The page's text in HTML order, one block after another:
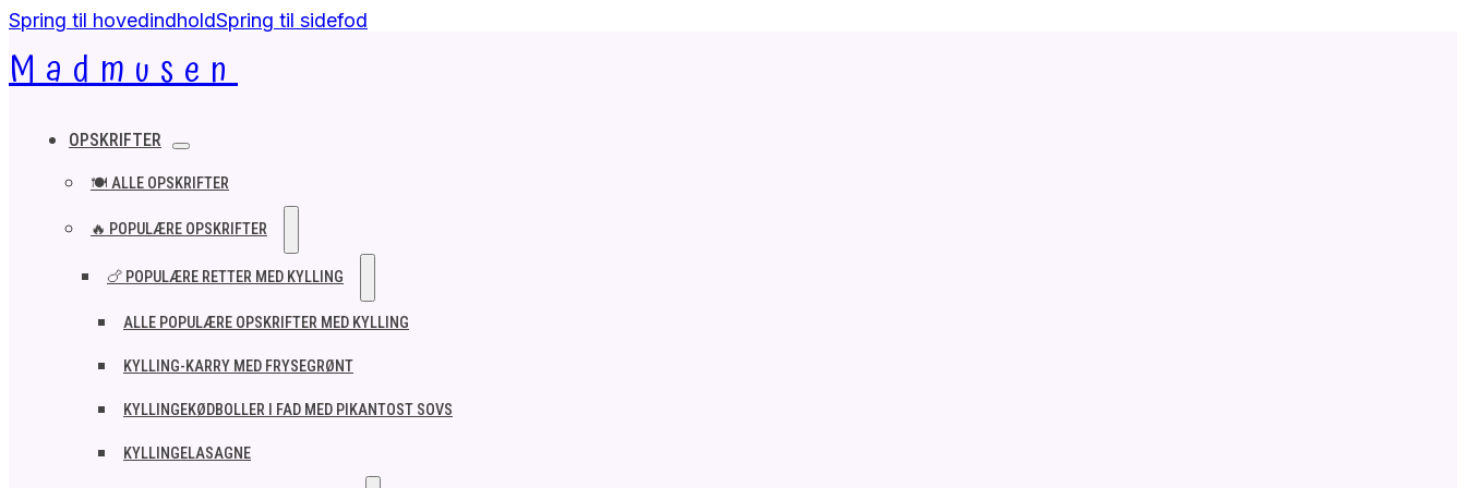
Spring til hovedindholdSpring til sidefod
Madmusen
OPSKRIFTER
🍽️ ALLE OPSKRIFTER
🔥 POPULÆRE OPSKRIFTER
🍗 POPULÆRE RETTER MED KYLLING
ALLE POPULÆRE OPSKRIFTER MED KYLLING
KYLLING-KARRY MED FRYSEGRØNT
KYLLINGEKØDBOLLER I FAD MED PIKANTOST SOVS
KYLLINGELASAGNE